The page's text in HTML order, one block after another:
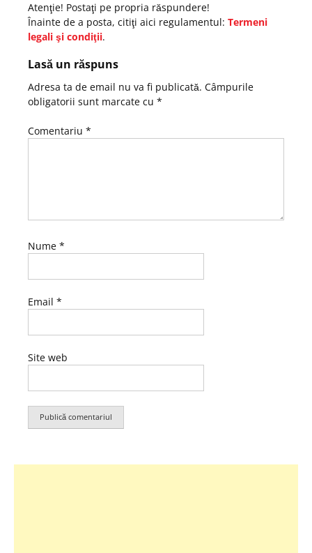
Atenţie! Postaţi pe propria răspundere!
Înainte de a posta, citiţi aici regulamentul: Termeni
legali şi condiţii.
Lasă un răspuns
Adresa ta de email nu va fi publicată. Câmpurile
obligatorii sunt marcate cu *
Comentariu *
Nume *
Email *
Site web